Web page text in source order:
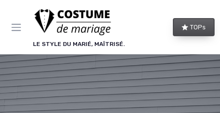
LE STYLE DU MARIÉ, MAÎTRISÉ.
TOPs